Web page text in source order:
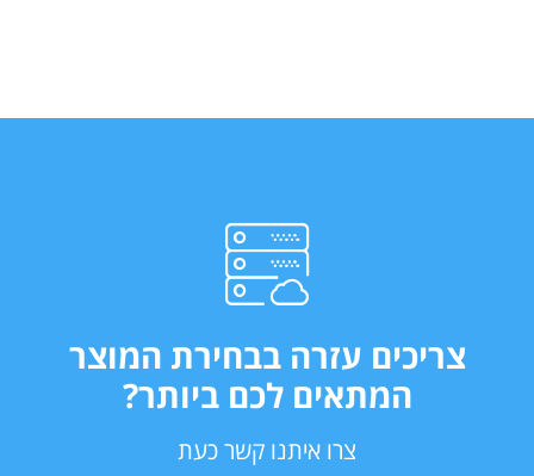
צריכים עזרה בבחירת המוצר
המתאים לכם ביותר?
צרו איתנו קשר כעת